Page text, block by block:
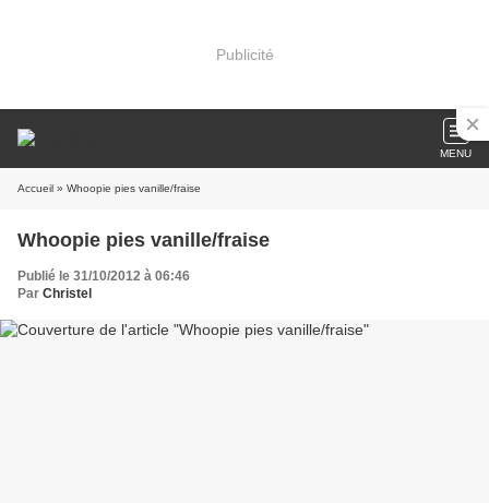
Publicité
MENU
Accueil » Whoopie pies vanille/fraise
Whoopie pies vanille/fraise
Publié le 31/10/2012 à 06:46
Par Christel